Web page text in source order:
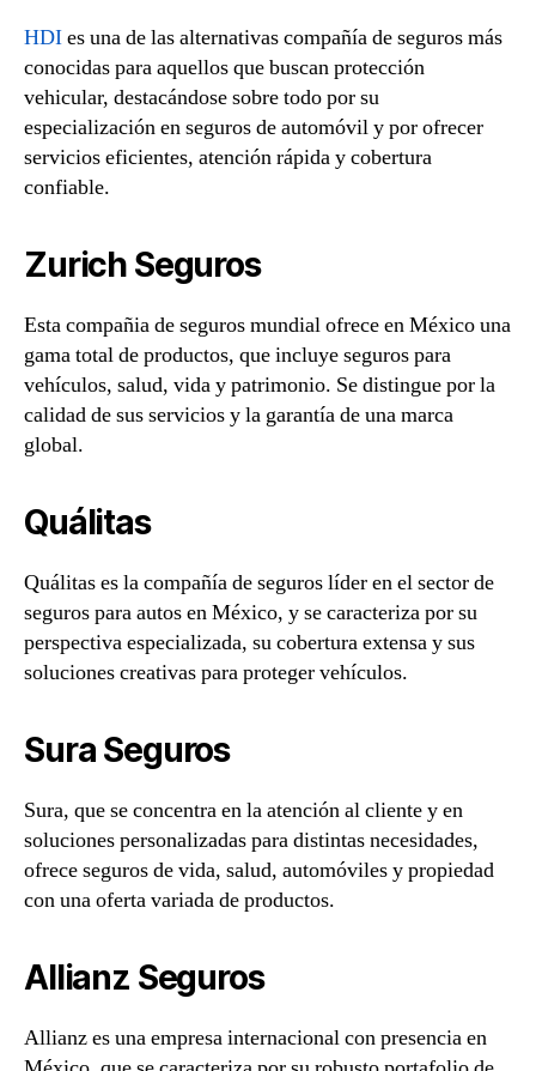
HDIes una de las alternativas compañía de seguros más
conocidas para aquellos que buscan protección
vehicular, destacándose sobre todo por su
especialización en seguros de automóvil y por ofrecer
servicios eficientes, atención rápida y cobertura
confiable.
Zurich Seguros
Esta compañia de seguros mundial ofrece en México una
gama total de productos, que incluye seguros para
vehículos, salud, vida y patrimonio. Se distingue por la
calidad de sus servicios y la garantía de una marca
global.
Quálitas
Quálitas es la compañía de seguros líder en el sector de
seguros para autos en México, y se caracteriza por su
perspectiva especializada, su cobertura extensa y sus
soluciones creativas para proteger vehículos.
Sura Seguros
Sura, que se concentra en la atención al cliente y en
soluciones personalizadas para distintas necesidades,
ofrece seguros de vida, salud, automóviles y propiedad
con una oferta variada de productos.
Allianz Seguros
Allianz es una empresa internacional con presencia en